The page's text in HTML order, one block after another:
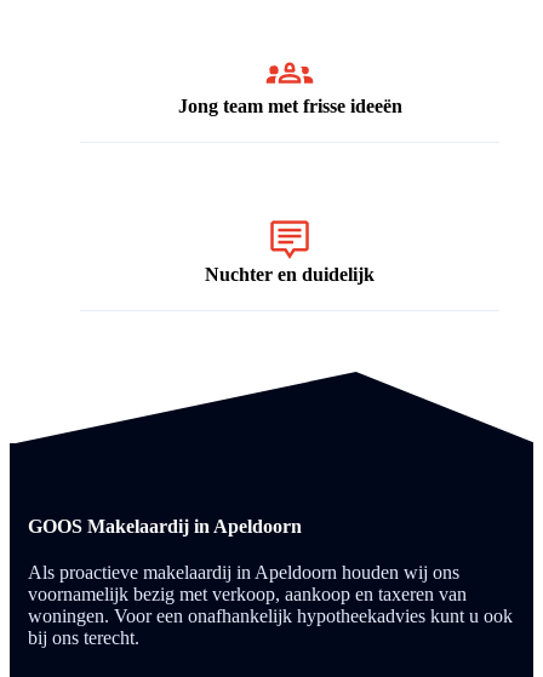
Jong team met frisse ideeën
Nuchter en duidelijk
GOOS Makelaardij in Apeldoorn
Als proactieve makelaardij in Apeldoorn houden wij ons
voornamelijk bezig met verkoop, aankoop en taxeren van
woningen. Voor een onafhankelijk hypotheekadvies kunt u ook
bij ons terecht.